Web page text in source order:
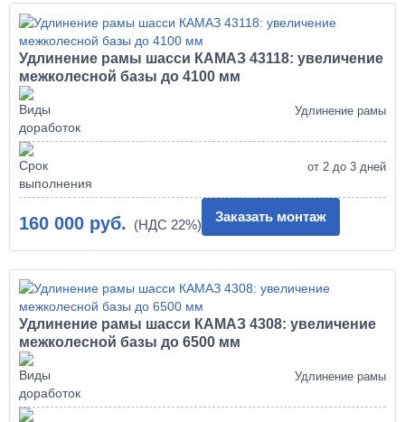
Удлинение рамы шасси КАМАЗ 43118: увеличение
межколесной базы до 4100 мм
Удлинение рамы
от 2 до 3 дней
160 000 руб. Заказать монтаж
Удлинение рамы шасси КАМАЗ 4308: увеличение
межколесной базы до 6500 мм
Удлинение рамы